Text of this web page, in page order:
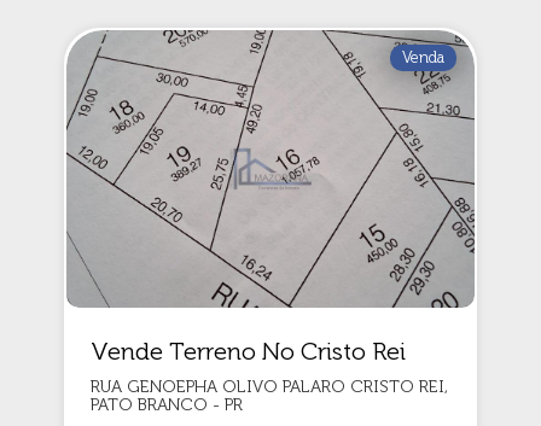
Venda
Vende Terreno No Cristo Rei
RUA GENOEPHA OLIVO PALARO CRISTO REI,
PATO BRANCO - PR